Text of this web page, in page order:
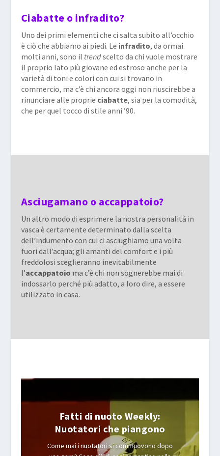
Ciabatte o infradito?
Uno dei primi elementi che ci salta subito all’occhio
è ciò che abbiamo ai piedi. Le infradito, da ormai
molti anni, sono il trendscelto da chi vuole mostrare
il proprio lato più giovane ed estroso anche per la
varietà di toni e colori con cui si trovano in
commercio, ma c’è chi ancora oggi non riuscirebbe a
rinunciare alle proprie ciabatte, sia per la comodità,
che per quel tocco di stile anni ’90.
Asciugamano o accappatoio?
Un altro modo di esprimere la nostra personalità in
vasca è certamente determinato dalla scelta
dell’indumento con cui ci asciughiamo una volta
fuori dall’acqua; gli amanti del comfort e i più
freddolosi sceglieranno inevitabilmente
l’accappatoio ma c’è chi non sognerebbe mai di
indossarlo perché più adatto, a loro dire, a essere
utilizzato in casa.
Fatti di nuoto Weekly:
Nuotatori che piangono
Come mai i nuotatori si commuovono dopo